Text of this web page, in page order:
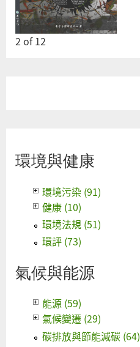
2 of12
環境與健康
環境污染 (91)
健康 (10)
環境法規 (51)
環評 (73)
氣候與能源
能源 (59)
氣候變遷 (29)
碳排放與節能減碳 (64)